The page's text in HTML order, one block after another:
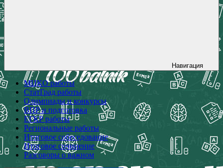
Навигация
МЦКО работы
СтатГрад работы
Олимпиады и конкурсы
ВПР и подготовка
ЕГКР работы
Региональные работы
Итоговое собеседование
Итоговое сочинение
Разговоры о важном